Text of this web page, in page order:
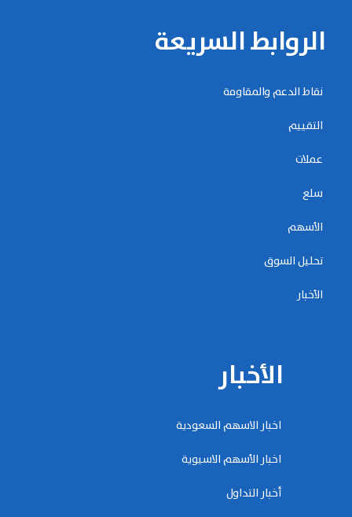
الروابط السريعة
نقاط الدعم والمقاومة
التقييم
عملات
سلع
الأسهم
تحليل السوق
الأخبار
الأخبار
اخبار الاسهم السعودية
اخبار الأسهم الاسيوية
أخبار التداول